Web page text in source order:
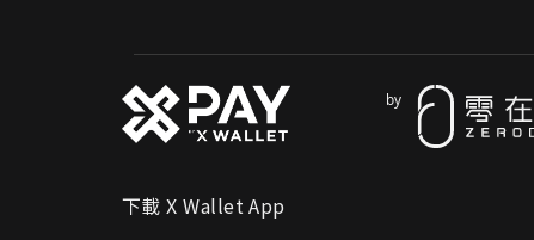
下載 X Wallet App